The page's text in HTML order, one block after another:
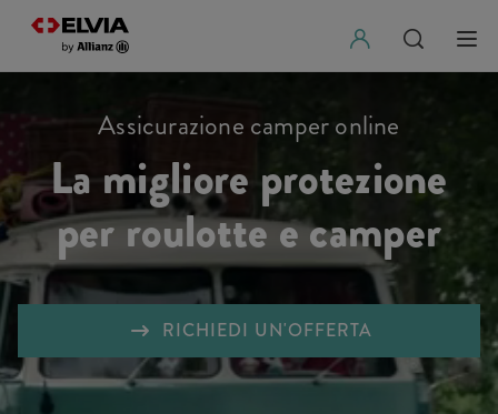
Assicurazione camper online
La migliore protezione
per roulotte e camper
RICHIEDI UN'OFFERTA